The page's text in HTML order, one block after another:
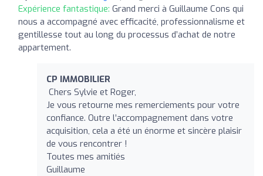
Expérience fantastique: Grand merci à Guillaume Cons qui
nous a accompagné avec efficacité, professionnalisme et
gentillesse tout au long du processus d’achat de notre
appartement.
CP IMMOBILIER
Chers Sylvie et Roger,
Je vous retourne mes remerciements pour votre
confiance. Outre l’accompagnement dans votre
acquisition, cela a été un énorme et sincère plaisir
de vous rencontrer !
Toutes mes amitiés
Guillaume